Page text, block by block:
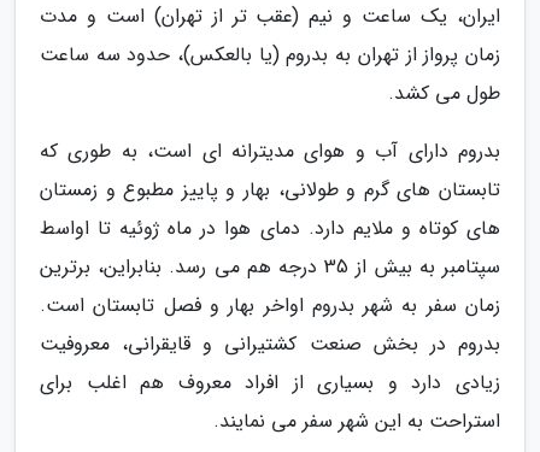
ایران، یک ساعت و نیم (عقب تر از تهران) است و مدت
زمان پرواز از تهران به بدروم (یا بالعکس)، حدود سه ساعت
طول می کشد.
بدروم دارای آب و هوای مدیترانه ای است، به طوری که
تابستان های گرم و طولانی، بهار و پاییز مطبوع و زمستان
های کوتاه و ملایم دارد. دمای هوا در ماه ژوئیه تا اواسط
سپتامبر به بیش از 35 درجه هم می رسد. بنابراین، برترین
زمان سفر به شهر بدروم اواخر بهار و فصل تابستان است.
بدروم در بخش صنعت کشتیرانی و قایقرانی، معروفیت
زیادی دارد و بسیاری از افراد معروف هم اغلب برای
استراحت به این شهر سفر می نمایند.